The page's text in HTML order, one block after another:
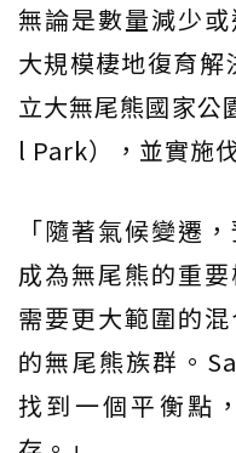
無論是數量減少
大規模棲地復育解
立大無尾熊國家
l Park），並實施
「隨著氣候變遷
成為無尾熊的重
需要更大範圍的
的無尾熊族群。
找到一個平衡點